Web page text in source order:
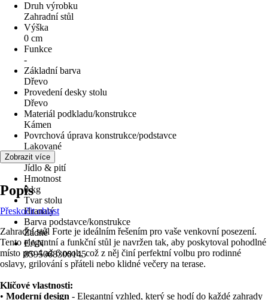
Druh výrobku
Zahradní stůl
Výška
0 cm
Funkce
-
Základní barva
Dřevo
Provedení desky stolu
Dřevo
Materiál podkladu/konstrukce
Kámen
Povrchová úprava konstrukce/podstavce
Lakované
Využití
Jídlo & pití
Hmotnost
0 kg
Tvar stolu
Hranatý
Barva podstavce/konstrukce
Žádné
EAN
8595068300145
Zobrazit více
Popis
Přeskočit oblast
Zahradní stůl Forte je ideálním řešením pro vaše venkovní posezení.
Tento elegantní a funkční stůl je navržen tak, aby poskytoval pohodlné
místo pro 4 až 6 osob, což z něj činí perfektní volbu pro rodinné
oslavy, grilování s přáteli nebo klidné večery na terase.
Klíčové vlastnosti:
• Moderní design - Elegantní vzhled, který se hodí do každé zahrady